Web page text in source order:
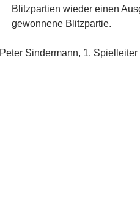
Blitzpartien wieder einen
gewonnene Blitzpartie.
Peter Sindermann, 1. Spielleiter